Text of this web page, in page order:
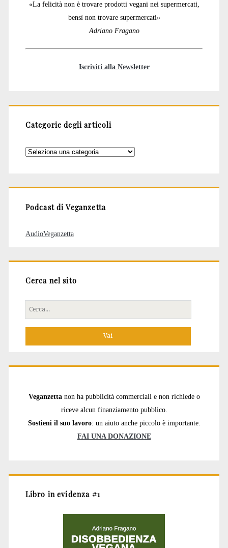
«La felicità non è trovare prodotti vegani nei supermercati,
bensì non trovare supermercati»
Adriano Fragano
Iscriviti alla Newsletter
Categorie degli articoli
Categorie
Podcast di Veganzetta
AudioVeganzetta
Cerca nel sito
Cerca
per:
Veganzetta non ha pubblicità commerciali e non richiede o
riceve alcun finanziamento pubblico.
Sostieni il suo lavoro: un aiuto anche piccolo è importante.
FAI UNA DONAZIONE
Libro in evidenza #1